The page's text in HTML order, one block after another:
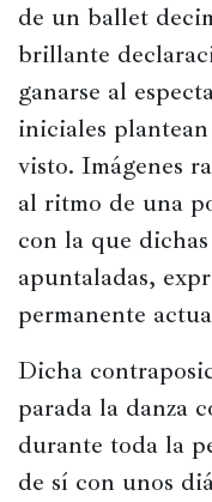
de un ballet
brillante
ganarse al
iniciales
visto. Imágenes
al ritmo de una
con la que
apuntaladas,
permanente
Dicha
parada la danza
durante toda la
de sí con unos